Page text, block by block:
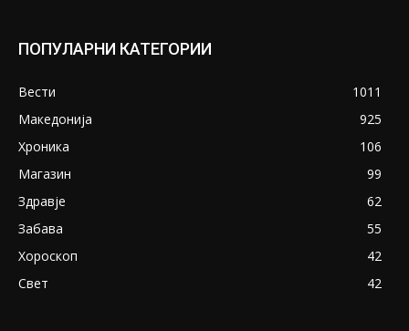
ПОПУЛАРНИ КАТЕГОРИИ
Вести
1011
Македонија
925
Хроника
106
Магазин
99
Здравје
62
Забава
55
Хороскоп
42
Свет
42